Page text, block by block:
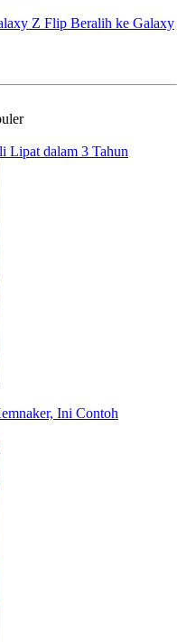
Z Flip Beralih ke Galaxy
Lipat dalam 3 Tahun
Ini Contoh